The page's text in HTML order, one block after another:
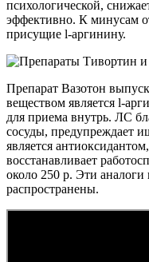
психологической,
эффективно. К минусам
присущие l-аргинину.
Препарат Вазотон
веществом является l-
для приема внутрь. ЛС
сосуды, предупреждает
является
восстанавливает
около 250 р. Эти аналоги
распространены.